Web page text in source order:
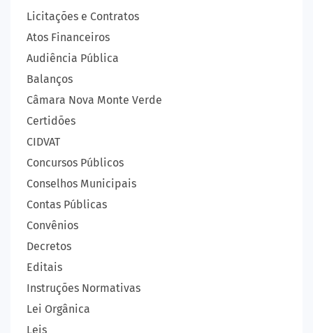
Licitações e Contratos
Atos Financeiros
Audiência Pública
Balanços
Câmara Nova Monte Verde
Certidões
CIDVAT
Concursos Públicos
Conselhos Municipais
Contas Públicas
Convênios
Decretos
Editais
Instruções Normativas
Lei Orgânica
Leis